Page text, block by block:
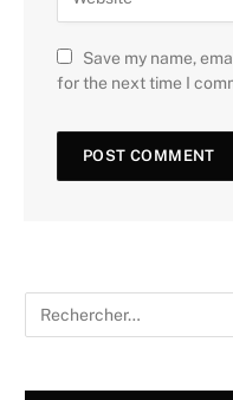
Save my name,
for the next time I